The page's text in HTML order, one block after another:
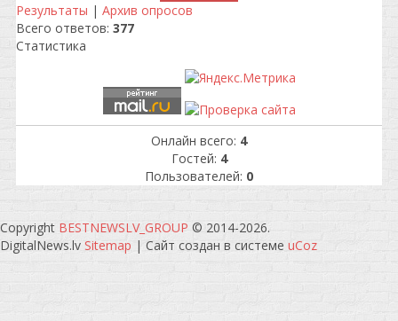
Результаты | Архив опросов
Всего ответов: 377
Статистика
Онлайн всего: 4
Гостей: 4
Пользователей: 0
Copyright BESTNEWSLV_GROUP © 2014-2026.
DigitalNews.lv Sitemap | Сайт создан в системе uCoz